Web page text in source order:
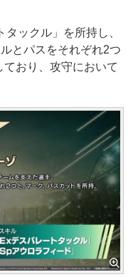
ックル」を所持し、
とパスをそれぞれ2つ
おり、攻守において